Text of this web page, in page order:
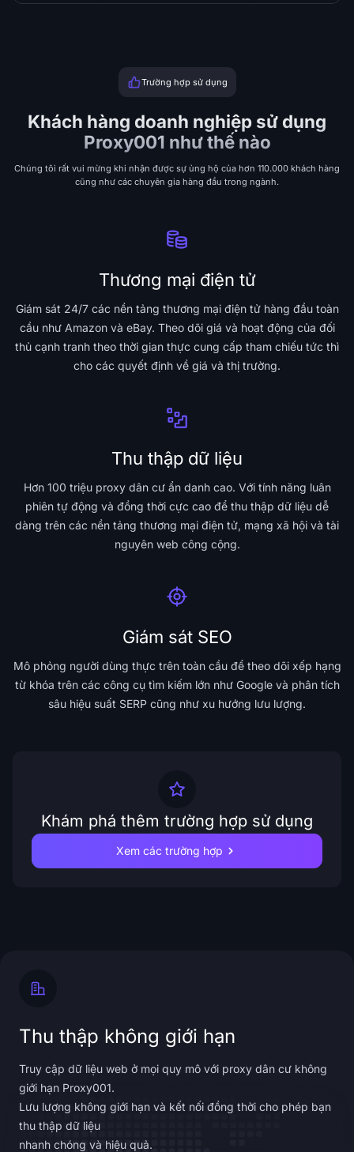
Trường hợp sử dụng
Khách hàng doanh nghiệp sử dụng
Proxy001 như thế nào
Chúng tôi rất vui mừng khi nhận được sự ủng hộ của hơn 110.000 khách hàng
cũng như các chuyên gia hàng đầu trong ngành.
Thương mại điện tử
Giám sát 24/7 các nền tảng thương mại điện tử hàng đầu toàn
cầu như Amazon và eBay. Theo dõi giá và hoạt động của đối
thủ cạnh tranh theo thời gian thực cung cấp tham chiếu tức thì
cho các quyết định về giá và thị trường.
Thu thập dữ liệu
Hơn 100 triệu proxy dân cư ẩn danh cao. Với tính năng luân
phiên tự động và đồng thời cực cao để thu thập dữ liệu dễ
dàng trên các nền tảng thương mại điện tử, mạng xã hội và tài
nguyên web công cộng.
Giám sát SEO
Mô phỏng người dùng thực trên toàn cầu để theo dõi xếp hạng
từ khóa trên các công cụ tìm kiếm lớn như Google và phân tích
sâu hiệu suất SERP cũng như xu hướng lưu lượng.
Khám phá thêm trường hợp sử dụng
Xem các trường hợp
Thu thập không giới hạn
Truy cập dữ liệu web ở mọi quy mô với proxy dân cư không
giới hạn Proxy001.
Lưu lượng không giới hạn và kết nối đồng thời cho phép bạn
thu thập dữ liệu
nhanh chóng và hiệu quả.